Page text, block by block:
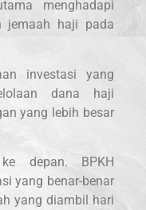
menghadapi
jemaah haji pada
investasi yang
dana haji
yang lebih besar
depan. BPKH
yang benar-benar
yang diambil hari